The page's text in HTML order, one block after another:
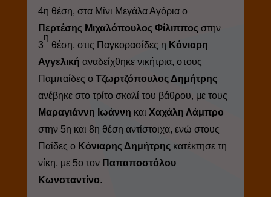
4η θέση, στα Μίνι Μεγάλα Αγόρια ο
Περτέσης Μιχαλόπουλος Φίλιππος στην
3
η
θέση, στις Παγκορασίδες η Κόνιαρη
Αγγελική αναδείχθηκε νικήτρια, στους
Παμπαίδες ο Τζωρτζόπουλος Δημήτρης
ανέβηκε στο τρίτο σκαλί του βάθρου, με τους
Μαραγιάννη Ιωάννη και Χαχάλη Λάμπρο
στην 5η και 8η θέση αντίστοιχα, ενώ στους
Παίδες ο Κόνιαρης Δημήτρης κατέκτησε τη
νίκη, με 5ο τον Παπαποστόλου
Κωνσταντίνο.